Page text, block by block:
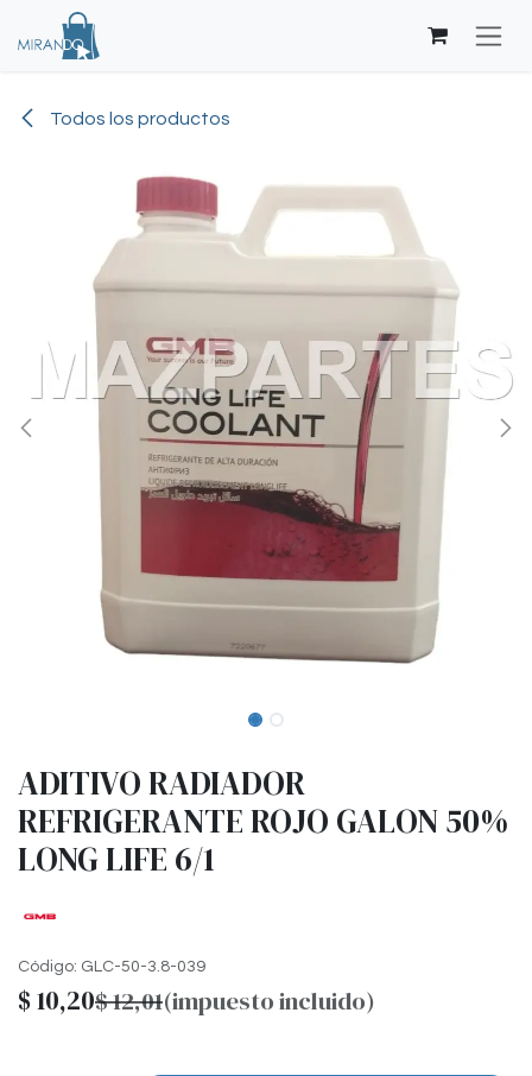
Ir al contenido
Todos los productos
ADITIVO RADIADOR
REFRIGERANTE ROJO GALON 50%
LONG LIFE 6/1
Código: GLC-50-3.8-039
$10,20$12,01(impuesto incluido)